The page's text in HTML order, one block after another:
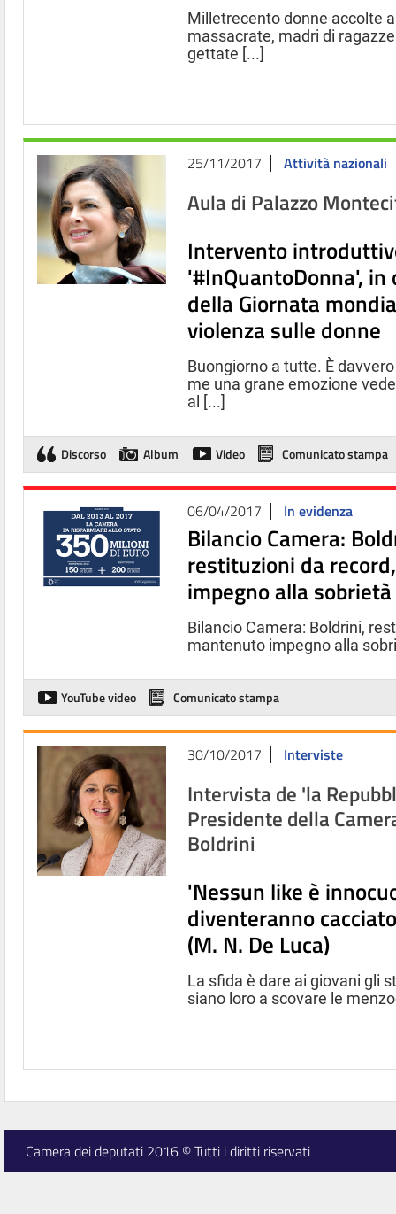
Milletrecento donne accolte
massacrate, madri di
gettate [...]
25/11/2017 Attività nazionali
Aula di Palazzo
Intervento
'#InQuantoDonna', in
della Giornata
violenza sulle donne
Buongiorno a tutte. È
me una grane emozione
al [...]
Discorso Album Video Comunicato stampa
06/04/2017 In evidenza
Bilancio Camera:
restituzioni da
impegno alla sobrietà
Bilancio Camera: Boldrini,
mantenuto impegno alla
YouTube video Comunicato stampa
30/10/2017 Interviste
Intervista de 'la
Presidente della
Boldrini
'Nessun like è
diventeranno
(M. N. De Luca)
La sfida è dare ai giovani gli
siano loro a scovare le
Camera dei deputati 2016 © Tutti i diritti riservati